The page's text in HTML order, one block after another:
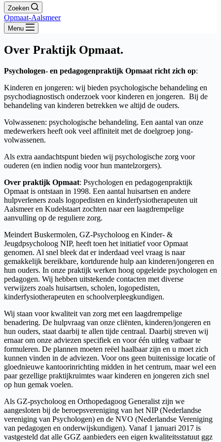
Zoeken
Opmaat-Aalsmeer
Menu
Over Praktijk Opmaat.
Psychologen- en pedagogenpraktijk Opmaat richt zich op:
Kinderen en jongeren: wij bieden psychologische behandeling en
psychodiagnostisch onderzoek voor kinderen en jongeren. Bij de
behandeling van kinderen betrekken we altijd de ouders.
Volwassenen: psychologische behandeling. Een aantal van onze
medewerkers heeft ook veel affiniteit met de doelgroep jong-
volwassenen.
Als extra aandachtspunt bieden wij psychologische zorg voor
ouderen (en indien nodig voor hun mantelzorgers).
Over praktijk Opmaat: Psychologen en pedagogenpraktijk
Opmaat is ontstaan in 1998. Een aantal huisartsen en andere
hulpverleners zoals logopedisten en kinderfysiotherapeuten uit
Aalsmeer en Kudelstaart zochten naar een laagdrempelige
aanvulling op de reguliere zorg.
Meindert Buskermolen, GZ-Psycholoog en Kinder- &
Jeugdpsycholoog NIP, heeft toen het initiatief voor Opmaat
genomen. Al snel bleek dat er inderdaad veel vraag is naar
gemakkelijk bereikbare, kortdurende hulp aan kinderen/jongeren en
hun ouders. In onze praktijk werken hoog opgeleide psychologen en
pedagogen. Wij hebben uitstekende contacten met diverse
verwijzers zoals huisartsen, scholen, logopedisten,
kinderfysiotherapeuten en schoolverpleegkundigen.
Wij staan voor kwaliteit van zorg met een laagdrempelige
benadering. De hulpvraag van onze cliënten, kinderen/jongeren en
hun ouders, staat daarbij te allen tijde centraal. Daarbij streven wij
ernaar om onze adviezen specifiek en voor één uitleg vatbaar te
formuleren. De plannen moeten reëel haalbaar zijn en u moet zich
kunnen vinden in de adviezen. Voor ons geen buitenissige locatie of
gloednieuwe kantoorinrichting midden in het centrum, maar wel een
paar gezellige praktijkruimtes waar kinderen en jongeren zich snel
op hun gemak voelen.
Als GZ-psycholoog en Orthopedagoog Generalist zijn we
aangesloten bij de beroepsvereniging van het NIP (Nederlandse
vereniging van Psychologen) en de NVO (Nederlandse Vereniging
van pedagogen en onderwijskundigen). Vanaf 1 januari 2017 is
vastgesteld dat alle GGZ aanbieders een eigen kwaliteitsstatuut ggz